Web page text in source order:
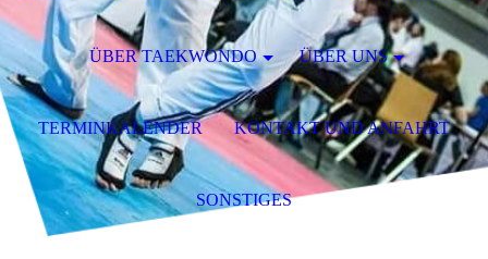
ÜBER TAEKWONDO ÜBER UNS
TERMINKALENDER KONTAKT UND ANFAHRT
SONSTIGES